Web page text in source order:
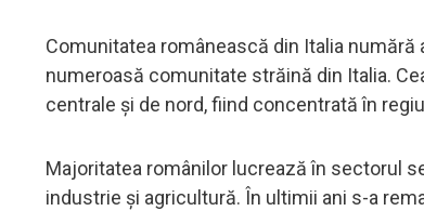
Comunitatea românească din Italia
numeroasă comunitate străină din Italia.
centrale și de nord, fiind concentrată în
Majoritatea românilor lucrează în sectorul
industrie și agricultură. În ultimii ani s-a